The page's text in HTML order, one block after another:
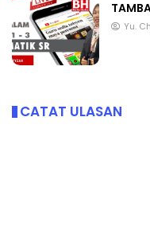
Yu.
CATAT ULASAN